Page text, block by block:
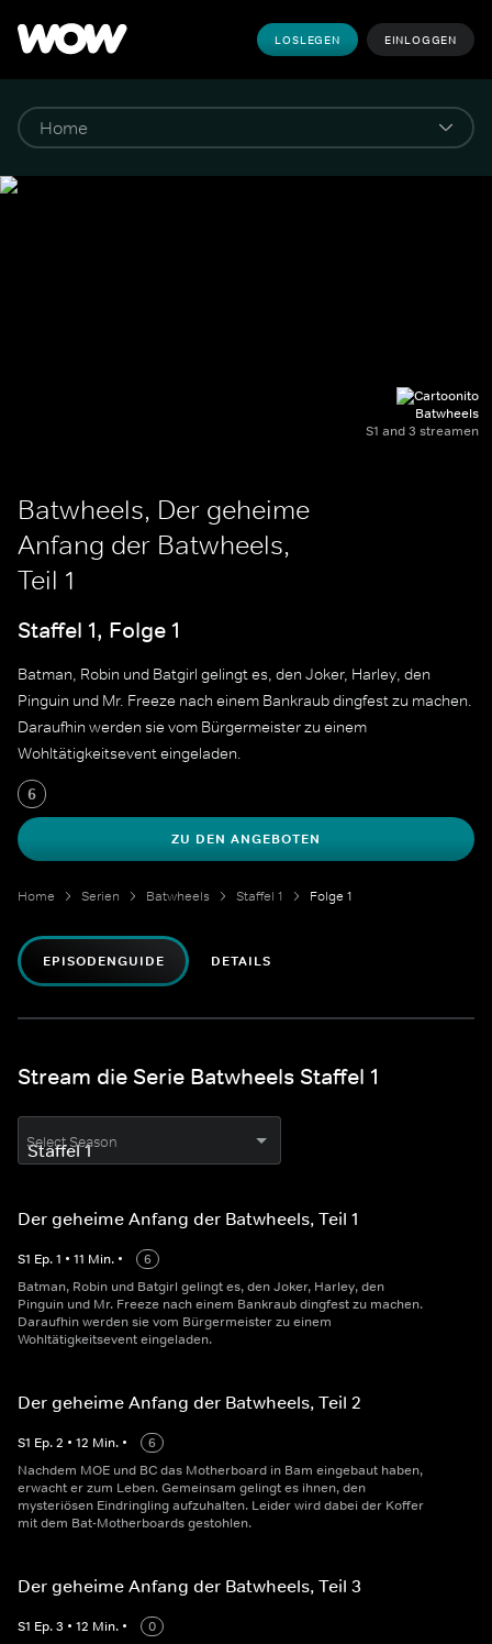
LOSLEGEN EINLOGGEN
Batwheels
S1 and 3 streamen
Batwheels, Der geheime
Anfang der Batwheels,
Teil 1
Staffel 1, Folge 1
Batman, Robin und Batgirl gelingt es, den Joker, Harley, den
Pinguin und Mr. Freeze nach einem Bankraub dingfest zu machen.
Daraufhin werden sie vom Bürgermeister zu einem
Wohltätigkeitsevent eingeladen.
6
ZU DEN ANGEBOTEN
Home Serien Batwheels Staffel 1 Folge 1
EPISODENGUIDE DETAILS
Stream die Serie Batwheels Staffel 1
Select Season
Der geheime Anfang der Batwheels, Teil 1
S1 Ep.1 • 11 Min. •
6
Batman, Robin und Batgirl gelingt es, den Joker, Harley, den
Pinguin und Mr. Freeze nach einem Bankraub dingfest zu machen.
Daraufhin werden sie vom Bürgermeister zu einem
Wohltätigkeitsevent eingeladen.
Der geheime Anfang der Batwheels, Teil 2
S1 Ep.2 • 12 Min. •
6
Nachdem MOE und BC das Motherboard in Bam eingebaut haben,
erwacht er zum Leben. Gemeinsam gelingt es ihnen, den
mysteriösen Eindringling aufzuhalten. Leider wird dabei der Koffer
mit dem Bat-Motherboards gestohlen.
Der geheime Anfang der Batwheels, Teil 3
S1 Ep.3 • 12 Min. •
0